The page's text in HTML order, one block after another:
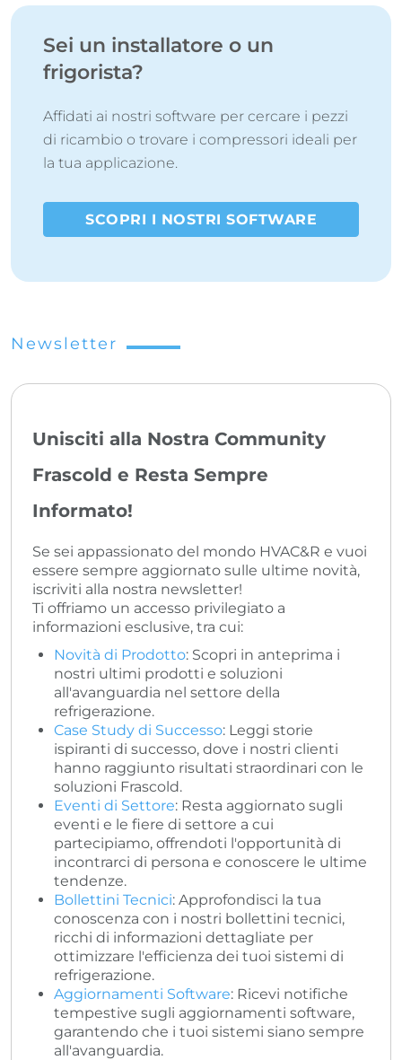
Sei un installatore o un
frigorista?
Affidati ai nostri software per cercare i pezzi
di ricambio o trovare i compressori ideali per
la tua applicazione.
SCOPRI I NOSTRI SOFTWARE
Newsletter
Unisciti alla Nostra Community
Frascold e Resta Sempre
Informato!
Se sei appassionato del mondo HVAC&R e vuoi
essere sempre aggiornato sulle ultime novità,
iscriviti alla nostra newsletter!
Ti offriamo un accesso privilegiato a
informazioni esclusive, tra cui:
Novità di Prodotto: Scopri in anteprima i
nostri ultimi prodotti e soluzioni
all'avanguardia nel settore della
refrigerazione.
Case Study di Successo: Leggi storie
ispiranti di successo, dove i nostri clienti
hanno raggiunto risultati straordinari con le
soluzioni Frascold.
Eventi di Settore: Resta aggiornato sugli
eventi e le fiere di settore a cui
partecipiamo, offrendoti l'opportunità di
incontrarci di persona e conoscere le ultime
tendenze.
Bollettini Tecnici: Approfondisci la tua
conoscenza con i nostri bollettini tecnici,
ricchi di informazioni dettagliate per
ottimizzare l'efficienza dei tuoi sistemi di
refrigerazione.
Aggiornamenti Software: Ricevi notifiche
tempestive sugli aggiornamenti software,
garantendo che i tuoi sistemi siano sempre
all'avanguardia.